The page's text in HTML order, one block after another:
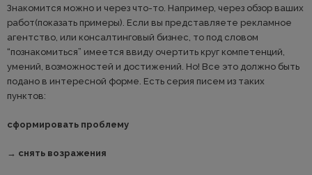
Знакомится можно и через что-то. Например, через обзор ваших
работ(показать примеры). Если вы представляете рекламное
агентство, или консалтинговый бизнес, то под словом
“познакомиться” имеется ввиду очертить круг компетенций,
умений, возможностей и достижений. Но! Все это должно быть
подано в интересной форме. Есть серия писем из таких
пунктов:
сформировать проблему
→ снять возражения